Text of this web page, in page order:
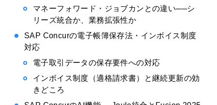
マネーフォワード・ジョブカンとの違い──シ
リーズ統合か、業務拡張性か
SAP Concurの電子帳簿保存法・インボイス制度
対応
電子取引データの保存要件への対応
インボイス制度（適格請求書）と継続更新の効
きどころ